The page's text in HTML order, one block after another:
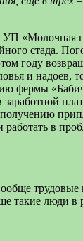
«Молочная
стада.
году
и надоев,
фермы
получению
работать в
трудовые
такие люди в